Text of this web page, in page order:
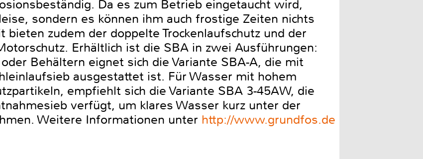
Da es zum Betrieb eingetaucht wird,
sondern es können ihm auch frostige Zeiten nichts
bieten zudem der doppelte Trockenlaufschutz und der
Erhältlich ist die SBA in zwei Ausführungen:
Behältern eignet sich die Variante SBA-A, die mit
ausgestattet ist. Für Wasser mit hohem
empfiehlt sich die Variante SBA 3-45AW, die
verfügt, um klares Wasser kurz unter der
Weitere Informationen unter http://www.grundfos.de